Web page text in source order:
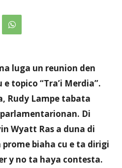
luga un reunion den
topico “Tra’i Merdia”.
Rudy Lampe tabata
Di
Wyatt Ras a duna di
prome biaha cu e ta dirigi
y no ta haya contesta.